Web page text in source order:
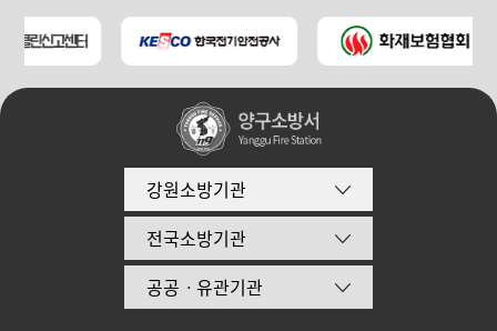
강원소방기관
전국소방기관
공공ㆍ유관기관